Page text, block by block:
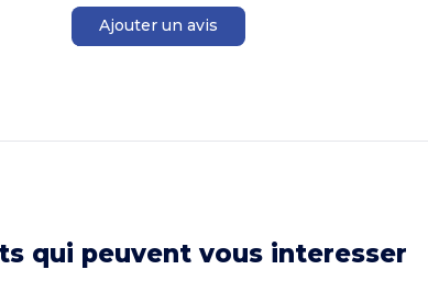
Ajouter un avis
qui peuvent vous interesser